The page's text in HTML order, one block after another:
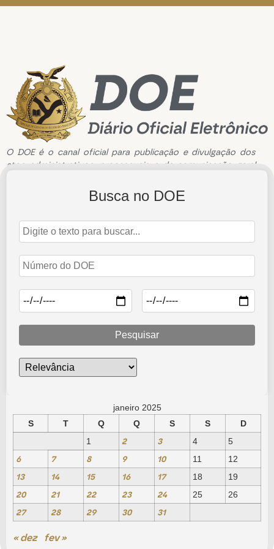
O DOE é o canal oficial para publicação e divulgação dos
atos administrativos, processuais e de comunicação geral
Edição de n°3482 de 27 de janeiro de 2025
27 de janeiro de 2025
Abrir Edição
Busca no DOE
Pesquisar
janeiro 2025
S
T Q Q S S
D
1
2 3 4 5
6 7 8 9 10 11 12
13 14 15 16 17 18 19
20 21 22 23 24 25 26
27 28 29 30 31
« dez fev »